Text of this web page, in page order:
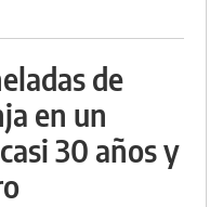
de
en un
30 años y